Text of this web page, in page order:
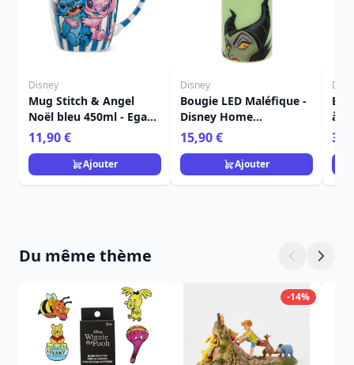
Disney
Mug Stitch & Angel
Noël bleu 450ml - Egan
Disney Home
11,90 €
Ajouter
Disney
Bougie LED Maléfique -
Disney Home
Frangrance Collection
15,90 €
Ajouter
à
Du même thème
-14%